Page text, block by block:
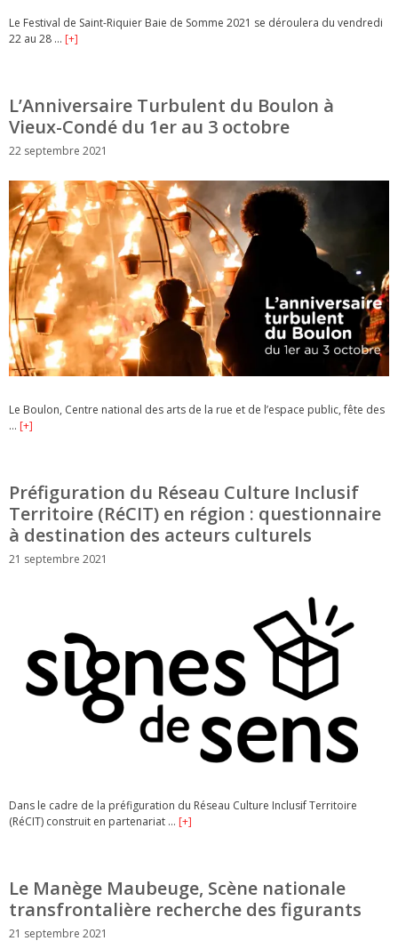
Le Festival de Saint-Riquier Baie de Somme 2021 se déroulera du vendredi
22 au 28 … [+]
L’Anniversaire Turbulent du Boulon à
Vieux-Condé du 1er au 3 octobre
22 septembre 2021
Le Boulon, Centre national des arts de la rue et de l’espace public, fête des
… [+]
Préfiguration du Réseau Culture Inclusif
Territoire (RéCIT) en région : questionnaire
à destination des acteurs culturels
21 septembre 2021
Dans le cadre de la préfiguration du Réseau Culture Inclusif Territoire
(RéCIT) construit en partenariat … [+]
Le Manège Maubeuge, Scène nationale
transfrontalière recherche des figurants
21 septembre 2021